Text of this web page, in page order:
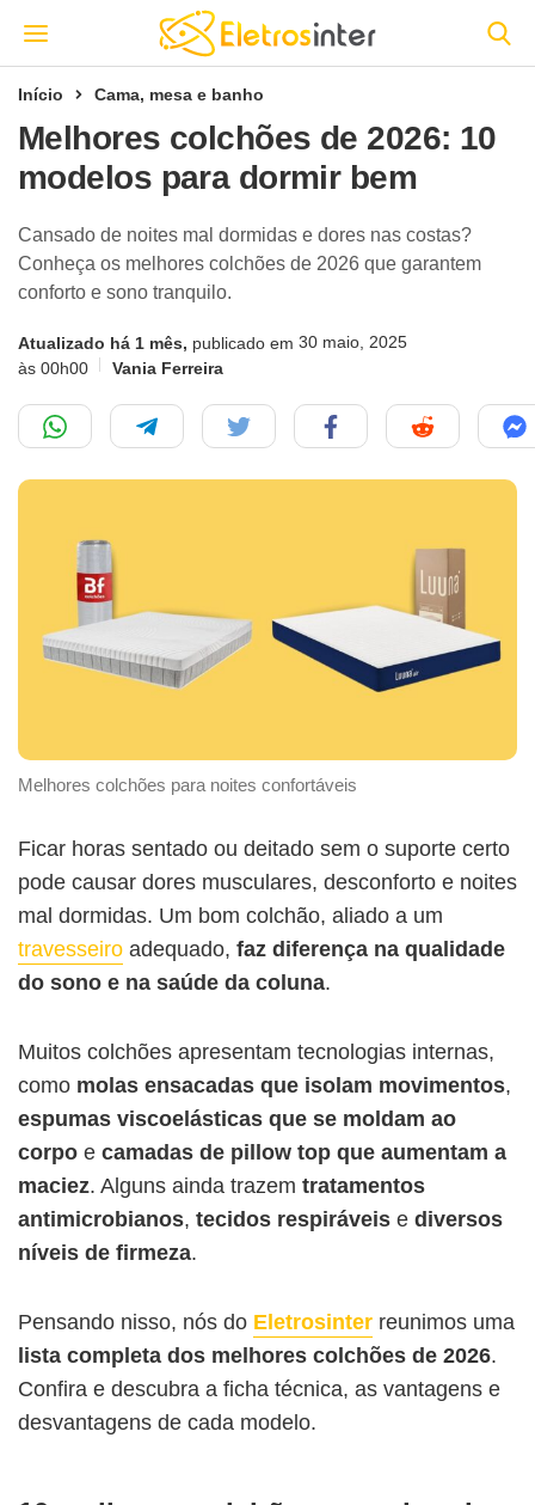
Início Cama, mesa e banho
Melhores colchões de 2026: 10
modelos para dormir bem
Cansado de noites mal dormidas e dores nas costas?
Conheça os melhores colchões de 2026 que garantem
conforto e sono tranquilo.
Atualizado há 1 mês, publicado em 30 maio, 2025
às 00h00
Vania Ferreira
Melhores colchões para noites confortáveis
Ficar horas sentado ou deitado sem o suporte certo
pode causar dores musculares, desconforto e noites
mal dormidas. Um bom colchão, aliado a um
travesseiro adequado, faz diferença na qualidade
do sono e na saúde da coluna.
Muitos colchões apresentam tecnologias internas,
como molas ensacadas que isolam movimentos,
espumas viscoelásticas que se moldam ao
corpo e camadas de pillow top que aumentam a
maciez. Alguns ainda trazem tratamentos
antimicrobianos, tecidos respiráveis e diversos
níveis de firmeza.
Pensando nisso, nós do Eletrosinter reunimos uma
lista completa dos melhores colchões de 2026.
Confira e descubra a ficha técnica, as vantagens e
desvantagens de cada modelo.